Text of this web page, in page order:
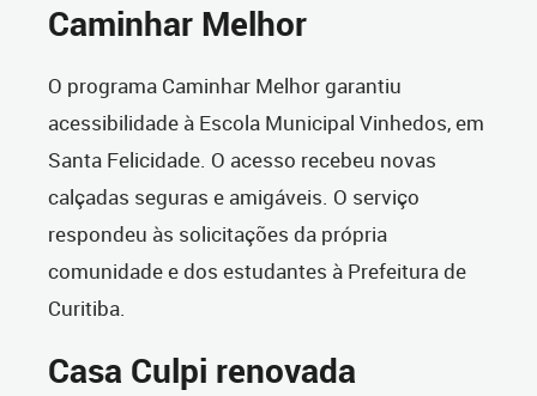
Caminhar Melhor
O programa Caminhar Melhor garantiu
acessibilidade à Escola Municipal Vinhedos, em
Santa Felicidade. O acesso recebeu novas
calçadas seguras e amigáveis. O serviço
respondeu às solicitações da própria
comunidade e dos estudantes à Prefeitura de
Curitiba.
Casa Culpi renovada